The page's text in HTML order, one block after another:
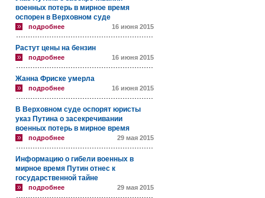
военных потерь в мирное время
оспорен в Верховном суде
подробнее 16 июня 2015
Растут цены на бензин
подробнее 16 июня 2015
Жанна Фриске умерла
подробнее 16 июня 2015
В Верховном суде оспорят юристы
указ Путина о засекречивании
военных потерь в мирное время
подробнее 29 мая 2015
Информацию о гибели военных в
мирное время Путин отнес к
государственной тайне
подробнее 29 мая 2015